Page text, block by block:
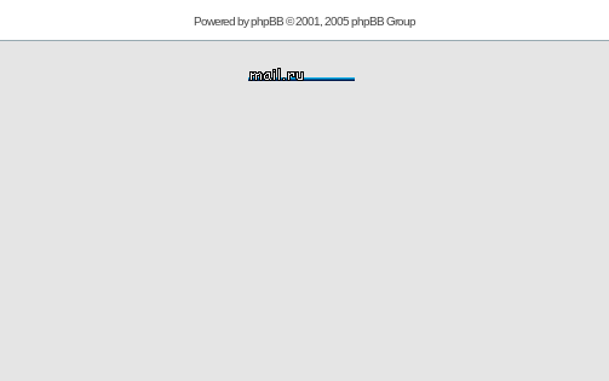
Powered byphpBB© 2001, 2005 phpBB Group